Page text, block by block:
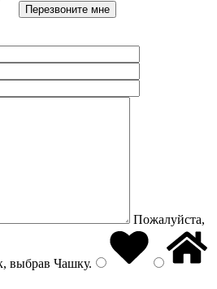
Пожалуйста,
выбрав Чашку.